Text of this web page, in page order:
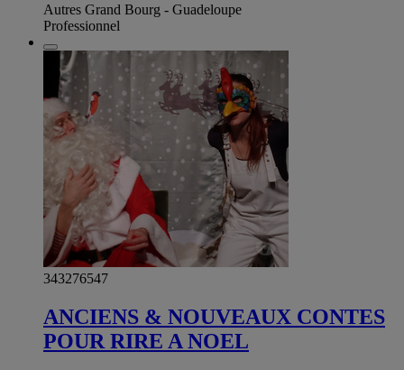
Autres Grand Bourg - Guadeloupe
Professionnel
343276547
ANCIENS & NOUVEAUX CONTES
POUR RIRE A NOEL